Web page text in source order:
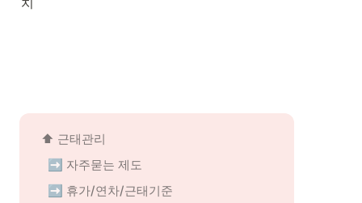
⬆️ 근태관리
➡️ 자주묻는 제도
➡️ 휴가/연차/근태기준